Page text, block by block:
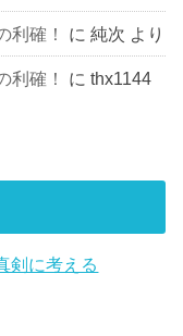
利確！ に純次 より
利確！ にthx1144
剣に考える